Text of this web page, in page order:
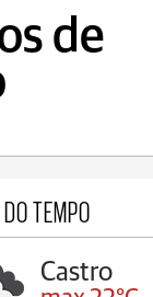
de
TEMPO
Carambeí